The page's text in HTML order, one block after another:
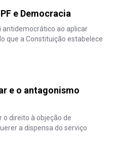
e Democracia
antidemocrático ao aplicar
que a Constituição estabelece
e o antagonismo
o direito à objeção de
a dispensa do serviço